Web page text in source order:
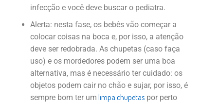
infecção e você deve buscar o pediatra.
Alerta: nesta fase, os bebês vão começar a
colocar coisas na boca e, por isso, a atenção
deve ser redobrada. As chupetas (caso faça
uso) e os mordedores podem ser uma boa
alternativa, mas é necessário ter cuidado: os
objetos podem cair no chão e sujar, por isso, é
sempre bom ter um limpa chupetas por perto